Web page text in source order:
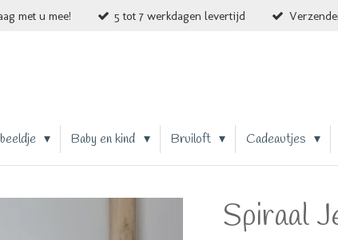
met u mee! 5 tot 7 werkdagen levertijd
Baby en kind Bruiloft Cadeautjes
Spiraal